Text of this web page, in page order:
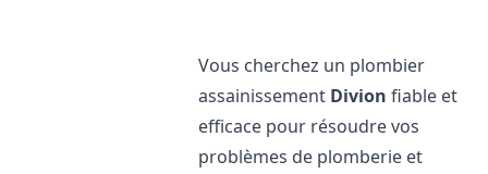
Vous cherchez un plombier
assainissement Divion fiable et
efficace pour résoudre vos
problèmes de plomberie et